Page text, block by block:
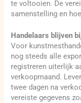
te voltooien. De
samenstelling en
Handelaars blijven
Voor
nog steeds alle
registreren uiterlijk
verkoopmaand.
twee dagen na
vereiste gegevens